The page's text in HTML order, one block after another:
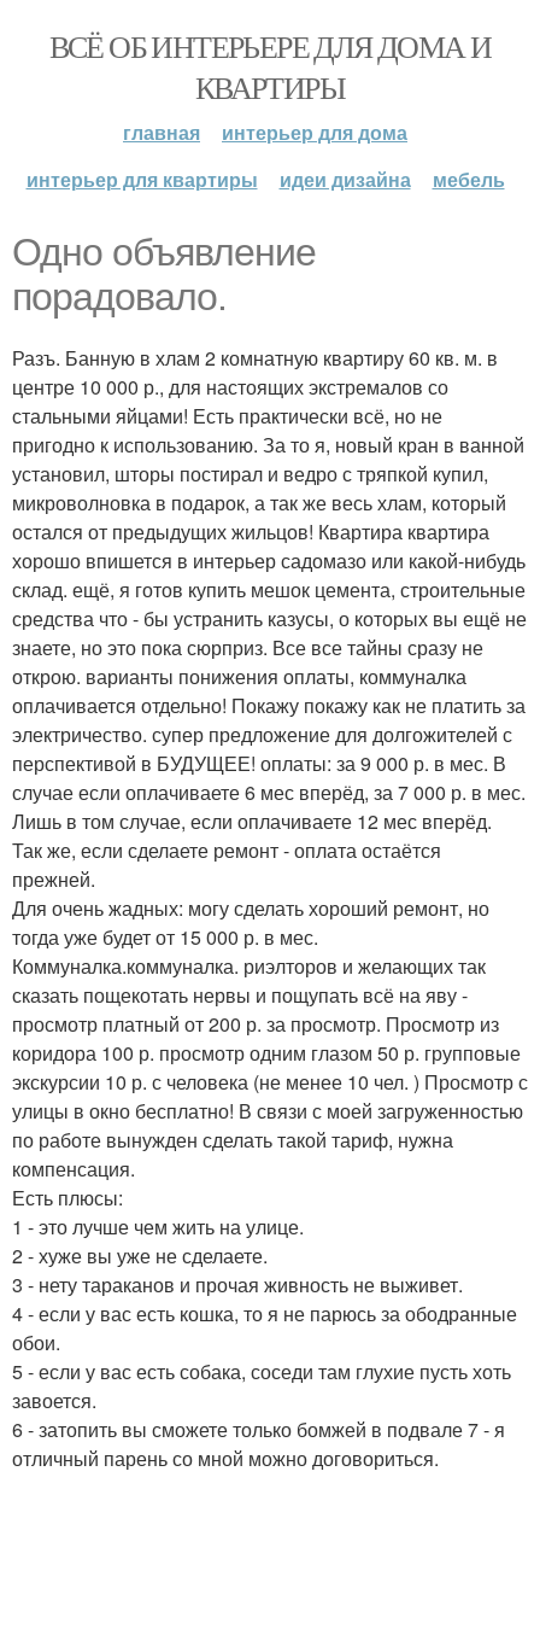
ВСЁ ОБ ИНТЕРЬЕРЕ ДЛЯ ДОМА И
КВАРТИРЫ
главная
интерьер для дома
интерьер для квартиры
идеи дизайна мебель
Одно объявление
порадовало.
Разъ. Банную в хлам 2 комнатную квартиру 60 кв. м. в
центре 10 000 р., для настоящих экстремалов со
стальными яйцами! Есть практически всё, но не
пригодно к использованию. За то я, новый кран в ванной
установил, шторы постирал и ведро с тряпкой купил,
микроволновка в подарок, а так же весь хлам, который
остался от предыдущих жильцов! Квартира квартира
хорошо впишется в интерьер садомазо или какой-нибудь
склад. ещё, я готов купить мешок цемента, строительные
средства что - бы устранить казусы, о которых вы ещё не
знаете, но это пока сюрприз. Все все тайны сразу не
открою. варианты понижения оплаты, коммуналка
оплачивается отдельно! Покажу покажу как не платить за
электричество. супер предложение для долгожителей с
перспективой в БУДУЩЕЕ! оплаты: за 9 000 р. в мес. В
случае если оплачиваете 6 мес вперёд, за 7 000 р. в мес.
Лишь в том случае, если оплачиваете 12 мес вперёд.
Так же, если сделаете ремонт - оплата остаётся
прежней.
Для очень жадных: могу сделать хороший ремонт, но
тогда уже будет от 15 000 р. в мес.
Коммуналка.коммуналка. риэлторов и желающих так
сказать пощекотать нервы и пощупать всё на яву -
просмотр платный от 200 р. за просмотр. Просмотр из
коридора 100 р. просмотр одним глазом 50 р. групповые
экскурсии 10 р. с человека (не менее 10 чел. ) Просмотр с
улицы в окно бесплатно! В связи с моей загруженностью
по работе вынужден сделать такой тариф, нужна
компенсация.
Есть плюсы:
1 - это лучше чем жить на улице.
2 - хуже вы уже не сделаете.
3 - нету тараканов и прочая живность не выживет.
4 - если у вас есть кошка, то я не парюсь за ободранные
обои.
5 - если у вас есть собака, соседи там глухие пусть хоть
завоется.
6 - затопить вы сможете только бомжей в подвале 7 - я
отличный парень со мной можно договориться.